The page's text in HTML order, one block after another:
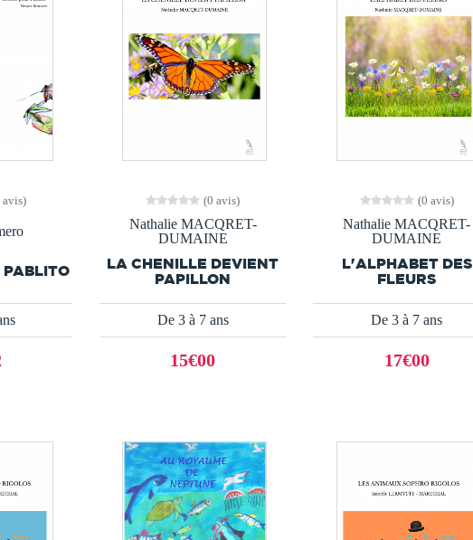
avis)
PABLITO
(0 avis)
Nathalie MACQRET-
DUMAINE
LA CHENILLE DEVIENT
PAPILLON
De 3 à 7 ans
15€00
(0 avis)
Nathalie MACQRET-
DUMAINE
L'ALPHABET DES
FLEURS
De 3 à 7 ans
17€00